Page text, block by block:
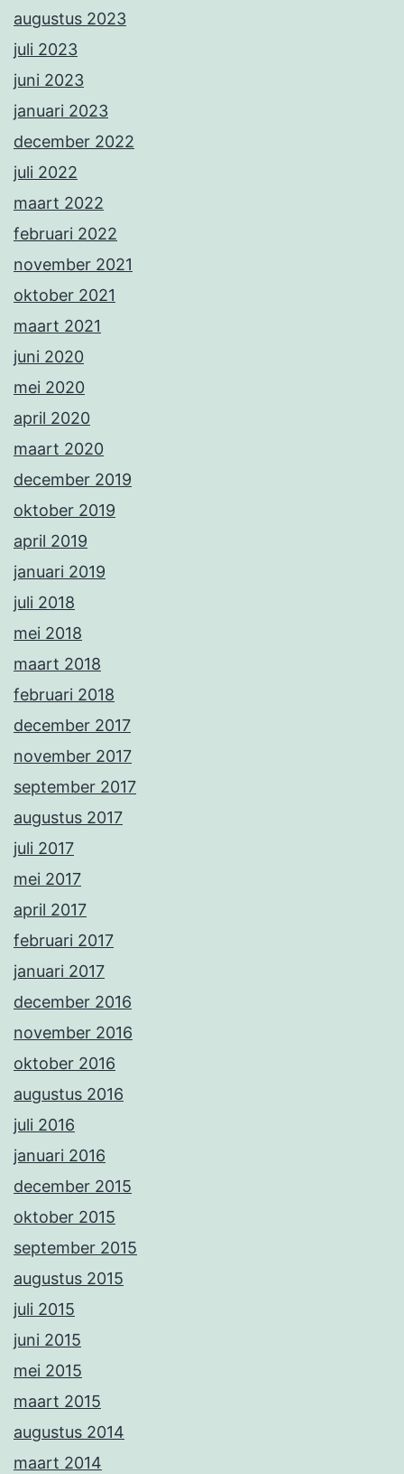
augustus 2023
juli 2023
juni 2023
januari 2023
december 2022
juli 2022
maart 2022
februari 2022
november 2021
oktober 2021
maart 2021
juni 2020
mei 2020
april 2020
maart 2020
december 2019
oktober 2019
april 2019
januari 2019
juli 2018
mei 2018
maart 2018
februari 2018
december 2017
november 2017
september 2017
augustus 2017
juli 2017
mei 2017
april 2017
februari 2017
januari 2017
december 2016
november 2016
oktober 2016
augustus 2016
juli 2016
januari 2016
december 2015
oktober 2015
september 2015
augustus 2015
juli 2015
juni 2015
mei 2015
maart 2015
augustus 2014
maart 2014